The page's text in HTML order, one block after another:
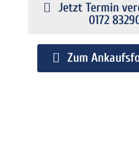
Jetzt Termin
0172
Zum